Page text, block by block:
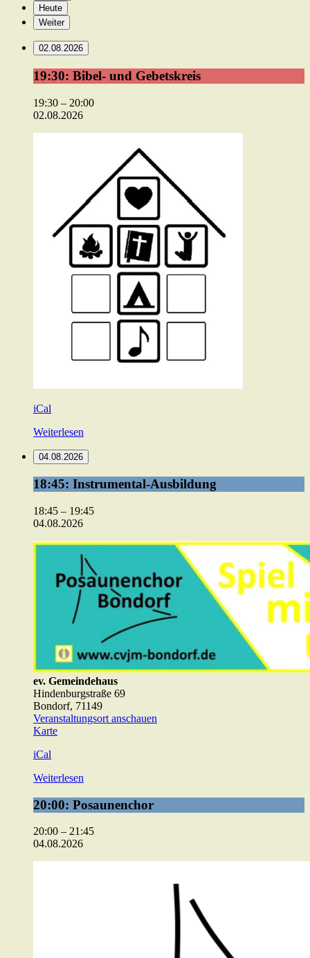
Heute
Weiter
02.08.2026
19:30:
Bibel-
und
Gebetskreis
19:30: Bibel- und Gebetskreis
19:30 – 20:00
02.08.2026
iCal
Weiterlesen
04.08.2026
18:45:
Instrumental-
Ausbildung
18:45: Instrumental-Ausbildung
18:45 – 19:45
04.08.2026
ev. Gemeindehaus
Hindenburgstraße 69
Bondorf, 71149
Veranstaltungsort anschauen
Karteev.
iCal
Weiterlesen
20:00:
Posaunenchor
20:00: Posaunenchor
20:00 – 21:45
04.08.2026